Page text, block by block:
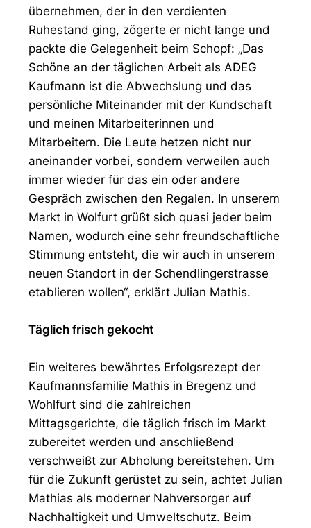
übernehmen, der in den verdienten
Ruhestand ging, zögerte er nicht lange und
packte die Gelegenheit beim Schopf: „Das
Schöne an der täglichen Arbeit als ADEG
Kaufmann ist die Abwechslung und das
persönliche Miteinander mit der Kundschaft
und meinen Mitarbeiterinnen und
Mitarbeitern. Die Leute hetzen nicht nur
aneinander vorbei, sondern verweilen auch
immer wieder für das ein oder andere
Gespräch zwischen den Regalen. In unserem
Markt in Wolfurt grüßt sich quasi jeder beim
Namen, wodurch eine sehr freundschaftliche
Stimmung entsteht, die wir auch in unserem
neuen Standort in der Schendlingerstrasse
etablieren wollen“, erklärt Julian Mathis.
Täglich frisch gekocht
Ein weiteres bewährtes Erfolgsrezept der
Kaufmannsfamilie Mathis in Bregenz und
Wohlfurt sind die zahlreichen
Mittagsgerichte, die täglich frisch im Markt
zubereitet werden und anschließend
verschweißt zur Abholung bereitstehen. Um
für die Zukunft gerüstet zu sein, achtet Julian
Mathias als moderner Nahversorger auf
Nachhaltigkeit und Umweltschutz. Beim